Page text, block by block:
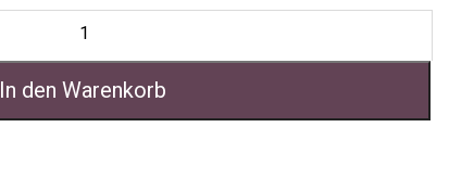
In den Warenkorb